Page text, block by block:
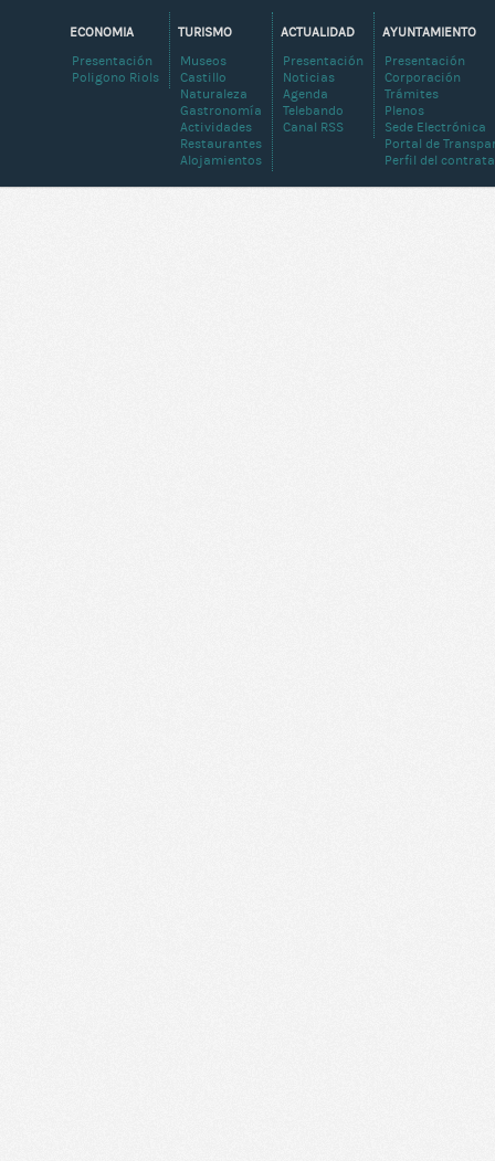
AYUNTAMIENTO
Presentación
Corporación
Trámites
Plenos
Sede Electrónica
Portal de
Perfil del
ACTUALIDAD
Presentación
Noticias
Agenda
Telebando
Canal RSS
TURISMO
Museos
Castillo
Naturaleza
Gastronomía
Actividades
Restaurantes
Alojamientos
ECONOMIA
Presentación
Poligono Riols